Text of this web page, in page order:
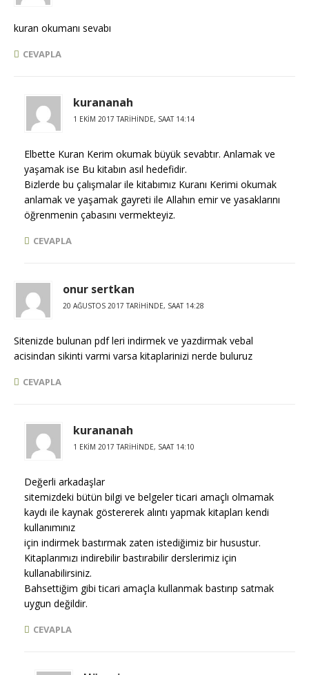
kuran okumanı sevabı
CEVAPLA
kurananah
1 EKIM 2017 TARIHINDE, SAAT 14:14
Elbette Kuran Kerim okumak büyük sevabtır. Anlamak ve
yaşamak ise Bu kitabın asıl hedefidir.
Bizlerde bu çalışmalar ile kitabımız Kuranı Kerimi okumak
anlamak ve yaşamak gayreti ile Allahın emir ve yasaklarını
öğrenmenin çabasını vermekteyiz.
CEVAPLA
onur sertkan
20 AĞUSTOS 2017 TARIHINDE, SAAT 14:28
Sitenizde bulunan pdf leri indirmek ve yazdirmak vebal
acisindan sikinti varmi varsa kitaplarinizi nerde buluruz
CEVAPLA
kurananah
1 EKIM 2017 TARIHINDE, SAAT 14:10
Değerli arkadaşlar
sitemizdeki bütün bilgi ve belgeler ticari amaçlı olmamak
kaydı ile kaynak göstererek alıntı yapmak kitapları kendi
kullanımınız
için indirmek bastırmak zaten istediğimiz bir husustur.
Kitaplarımızı indirebilir bastırabilir derslerimiz için
kullanabilirsiniz.
Bahsettiğim gibi ticari amaçla kullanmak bastırıp satmak
uygun değildir.
CEVAPLA